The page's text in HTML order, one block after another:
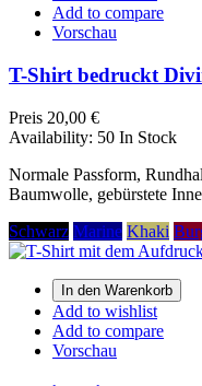
Add to compare
Vorschau
T-Shirt bedruckt
Preis 20,00 €
Availability: 50 In Stock
Normale Passform,
Baumwolle, gebürstete
Schwarz Marine Khaki
In den Warenkorb
Add to wishlist
Add to compare
Vorschau